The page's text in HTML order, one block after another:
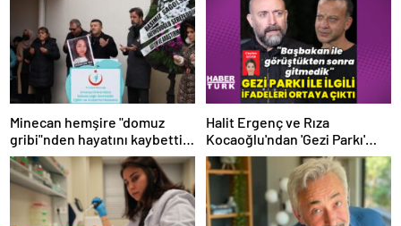
Minecan hemşire "domuz
gribi"nden hayatını kaybetti –
Haberler | Sağlık Haberleri
Halit Ergenç ve Rıza
Kocaoğlu'ndan 'Gezi Parkı'
ifadesi – Magazin haberleri